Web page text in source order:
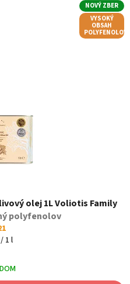
NOVÝ ZBER
VYSOKÝ
OBSAH
POLYFENOLOV
olej 1L Voliotis Family
polyfenolov
1 l